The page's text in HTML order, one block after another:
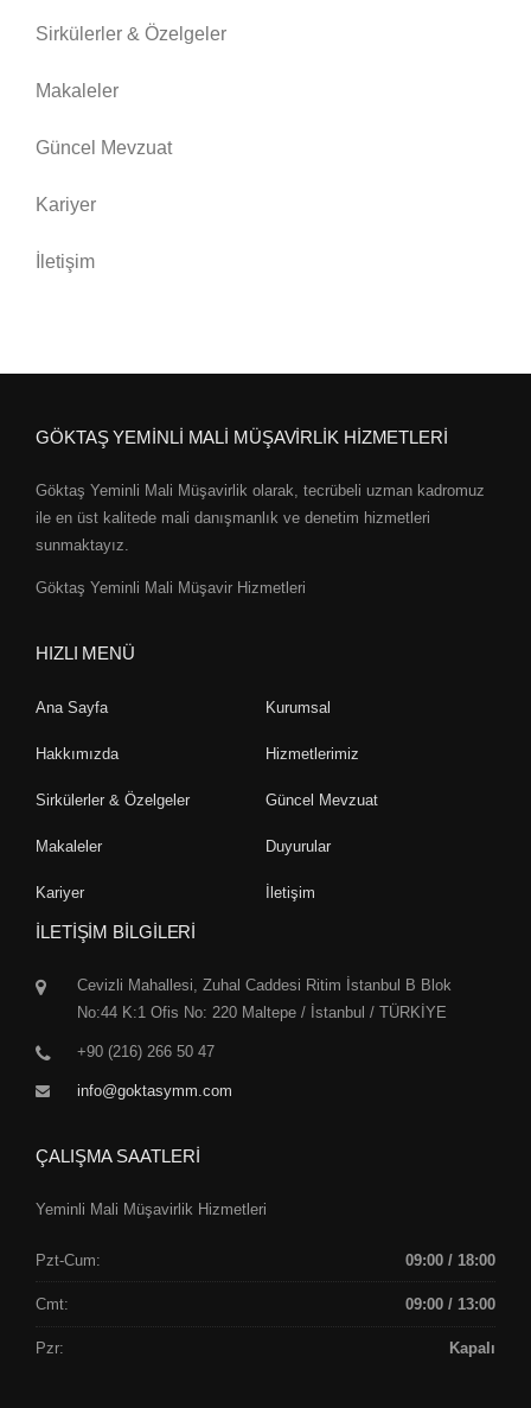
Sirkülerler & Özelgeler
Makaleler
Güncel Mevzuat
Kariyer
İletişim
GÖKTAŞ YEMİNLİ MALİ MÜŞAVİRLİK HİZMETLERİ
Göktaş Yeminli Mali Müşavirlik olarak, tecrübeli uzman kadromuz
ile en üst kalitede mali danışmanlık ve denetim hizmetleri
sunmaktayız.
Göktaş Yeminli Mali Müşavir Hizmetleri
HIZLI MENÜ
Ana Sayfa Kurumsal
Hakkımızda Hizmetlerimiz
Sirkülerler & Özelgeler Güncel Mevzuat
Makaleler Duyurular
Kariyer İletişim
İLETİŞİM BİLGİLERİ
Cevizli Mahallesi, Zuhal Caddesi Ritim İstanbul B Blok
No:44 K:1 Ofis No: 220 Maltepe / İstanbul / TÜRKİYE
+90 (216) 266 50 47
info@goktasymm.com
ÇALIŞMA SAATLERİ
Yeminli Mali Müşavirlik Hizmetleri
Pzt-Cum: 09:00 / 18:00
Cmt: 09:00 / 13:00
Pzr: Kapalı